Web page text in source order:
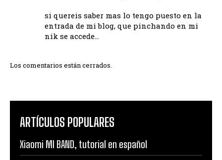
si quereis saber mas lo tengo puesto en la
entrada de mi blog, que pinchando en mi
nik se accede…
Los comentarios están cerrados.
ARTÍCULOS POPULARES
Xiaomi MI BAND, tutorial en español